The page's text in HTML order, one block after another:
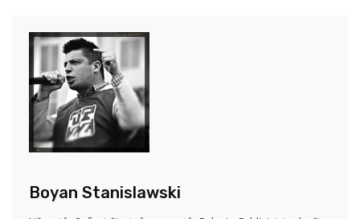
Boyan Stanislawski